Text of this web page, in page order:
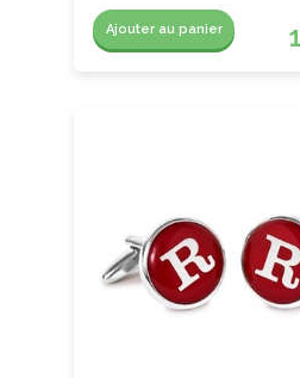
Ajouter au panier